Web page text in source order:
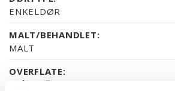
ENKELDØR
MALT/BEHANDLET:
MALT
OVERFLATE:
SPÅRFRÄST